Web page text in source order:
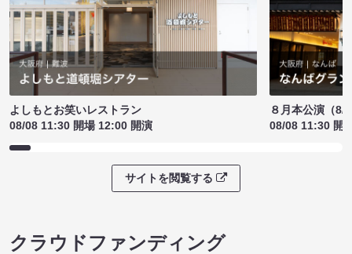
よしもとお笑いレストラン
08/08 11:30 開場 12:00 開演
８月本公演（8/
08/08 11:30 開
サイトを閲覧する
クラウドファンディング